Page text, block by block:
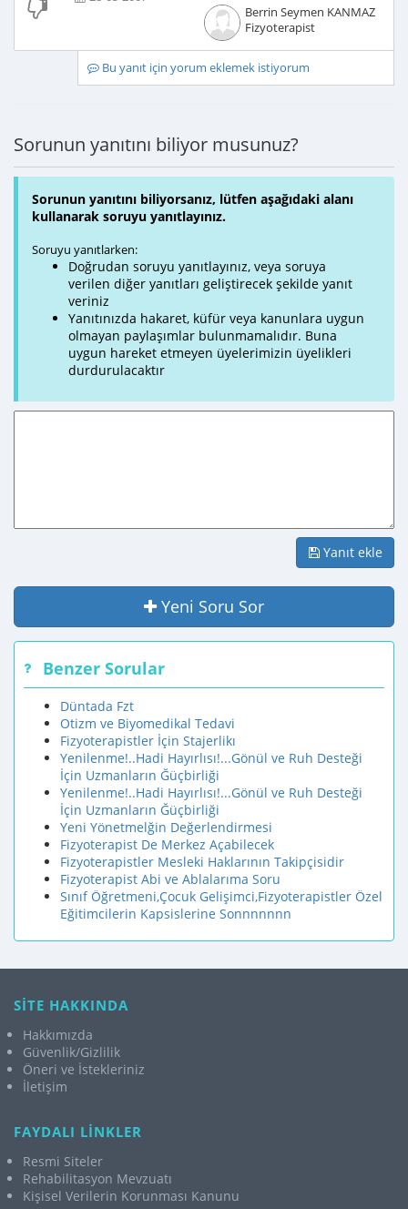
Berrin Seymen KANMAZ
Fizyoterapist
Bu yanıt için yorum eklemek istiyorum
Sorunun yanıtını biliyor musunuz?
Sorunun yanıtını biliyorsanız, lütfen aşağıdaki alanı
kullanarak soruyu yanıtlayınız.
Soruyu yanıtlarken:
Doğrudan soruyu yanıtlayınız, veya soruya
verilen diğer yanıtları geliştirecek şekilde yanıt
veriniz
Yanıtınızda hakaret, küfür veya kanunlara uygun
olmayan paylaşımlar bulunmamalıdır. Buna
uygun hareket etmeyen üyelerimizin üyelikleri
durdurulacaktır
Yanıt ekle
Yeni Soru Sor
Benzer Sorular
Düntada Fzt
Otizm ve Biyomedikal Tedavi
Fizyoterapistler İçin Stajerlikı
Yenilenme!..Hadi Hayırlısı!...Gönül ve Ruh Desteği
İçin Uzmanların Ğüçbirliği
Yenilenme!..Hadi Hayırlısı!...Gönül ve Ruh Desteği
İçin Uzmanların Ğüçbirliği
Yeni Yönetmelğin Değerlendirmesi
Fizyoterapist De Merkez Açabilecek
Fizyoterapistler Mesleki Haklarının Takipçisidir
Fizyoterapist Abi ve Ablalarıma Soru
Sınıf Öğretmeni,Çocuk Gelişimci,Fizyoterapistler Özel
Eğitimcilerin Kapsislerine Sonnnnnnn
SİTE HAKKINDA
Hakkımızda
Güvenlik/Gizlilik
Öneri ve İstekleriniz
İletişim
FAYDALI LİNKLER
Resmi Siteler
Rehabilitasyon Mevzuatı
Kişisel Verilerin Korunması Kanunu